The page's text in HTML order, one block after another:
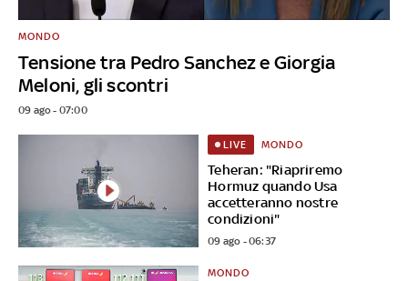
Tensione tra Pedro Sanchez e Giorgia
Meloni, gli scontri
MONDO
09 ago - 07:00
Teheran: "Riapriremo
Hormuz quando Usa
accetteranno nostre
condizioni"
LIVE MONDO
09 ago - 06:37
MONDO